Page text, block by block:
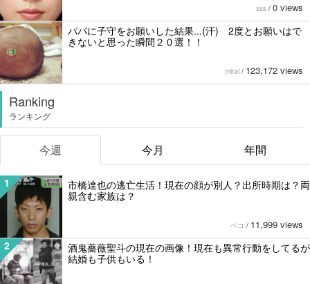
sss / 0 views
パパに子守をお願いした結果...(汗) 2度とお願いはで
きないと思った瞬間２０選！！
mirai / 123,172 views
Ranking
ランキング
今週 今月 年間
1
市橋達也の逃亡生活！現在の顔が別人？出所時期は？両
親含む家族は？
ペコ / 11,999 views
2
酒鬼薔薇聖斗の現在の画像！現在も異常行動をしてるが
結婚も子供もいる！